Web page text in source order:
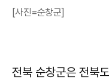
[사진=순창군]
전북 순창군은 전북